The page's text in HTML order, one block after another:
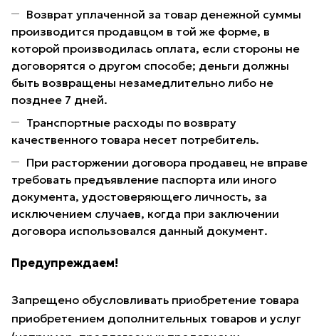
Возврат уплаченной за товар денежной суммы
производится продавцом в той же форме, в
которой производилась оплата, если стороны не
договорятся о другом способе; деньги должны
быть возвращены незамедлительно либо не
позднее 7 дней.
Транспортные расходы по возврату
качественного товара несет потребитель.
При расторжении договора продавец не вправе
требовать предъявление паспорта или иного
документа, удостоверяющего личность, за
исключением случаев, когда при заключении
договора использовался данный документ.
Предупреждаем!
Запрещено обусловливать приобретение товара
приобретением дополнительных товаров и услуг